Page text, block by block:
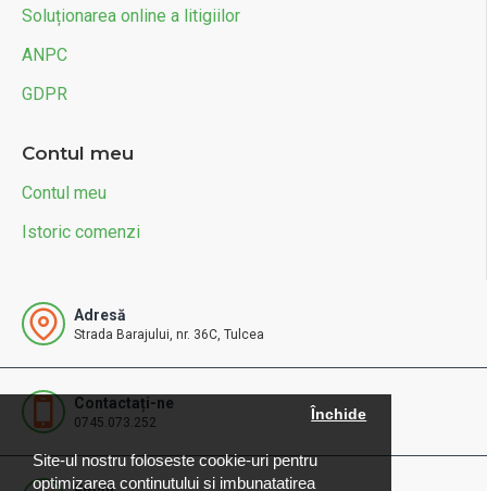
Site-ul nostru foloseste cookie-uri pentru
optimizarea continutului si imbunatatirea
Închide
Soluționarea online a litigiilor
ANPC
GDPR
Contul meu
Contul meu
Istoric comenzi
Adresă
Strada Barajului, nr. 36C, Tulcea
Contactați-ne
0745.073.252